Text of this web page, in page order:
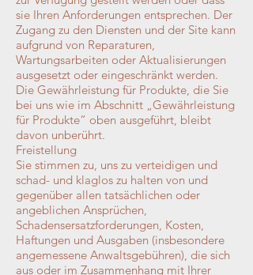
sie Ihren Anforderungen entsprechen. Der
Zugang zu den Diensten und der Site kann
aufgrund von Reparaturen,
Wartungsarbeiten oder Aktualisierungen
ausgesetzt oder eingeschränkt werden.
Die Gewährleistung für Produkte, die Sie
bei uns wie im Abschnitt „Gewährleistung
für Produkte“ oben ausgeführt, bleibt
davon unberührt.
Freistellung
Sie stimmen zu, uns zu verteidigen und
schad- und klaglos zu halten von und
gegenüber allen tatsächlichen oder
angeblichen Ansprüchen,
Schadensersatzforderungen, Kosten,
Haftungen und Ausgaben (insbesondere
angemessene Anwaltsgebühren), die sich
aus oder im Zusammenhang mit Ihrer